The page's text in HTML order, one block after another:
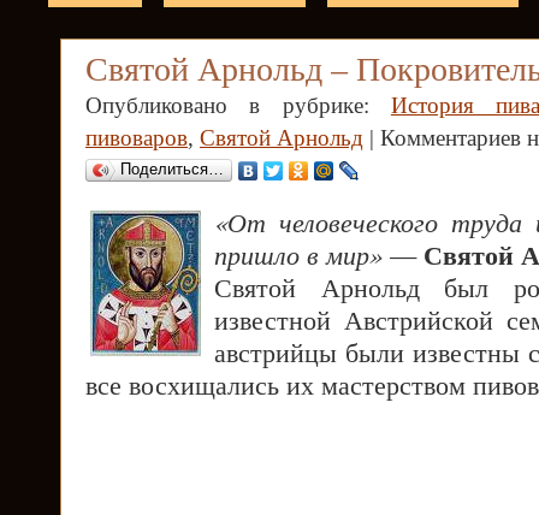
Святой Арнольд –
Опубликовано в рубрике: История
пивоваров, Святой Арнольд | Комментариев
Поделиться…
«От человеческого
пришло в мир» — Святой
Святой Арнольд был
известной Австрийской
австрийцы были известны
все восхищались их мастерством